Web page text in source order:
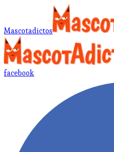
Mascotadictos
facebook